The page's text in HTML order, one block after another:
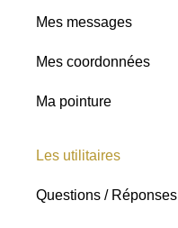
Mes messages
Mes coordonnées
Ma pointure
Les utilitaires
Questions / Réponses